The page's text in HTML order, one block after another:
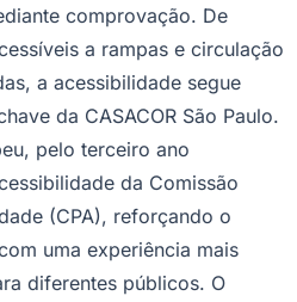
comprovação. De
a rampas e circulação
a acessibilidade segue
da CASACOR São Paulo.
pelo terceiro ano
da Comissão
(CPA), reforçando o
uma experiência mais
diferentes públicos. O